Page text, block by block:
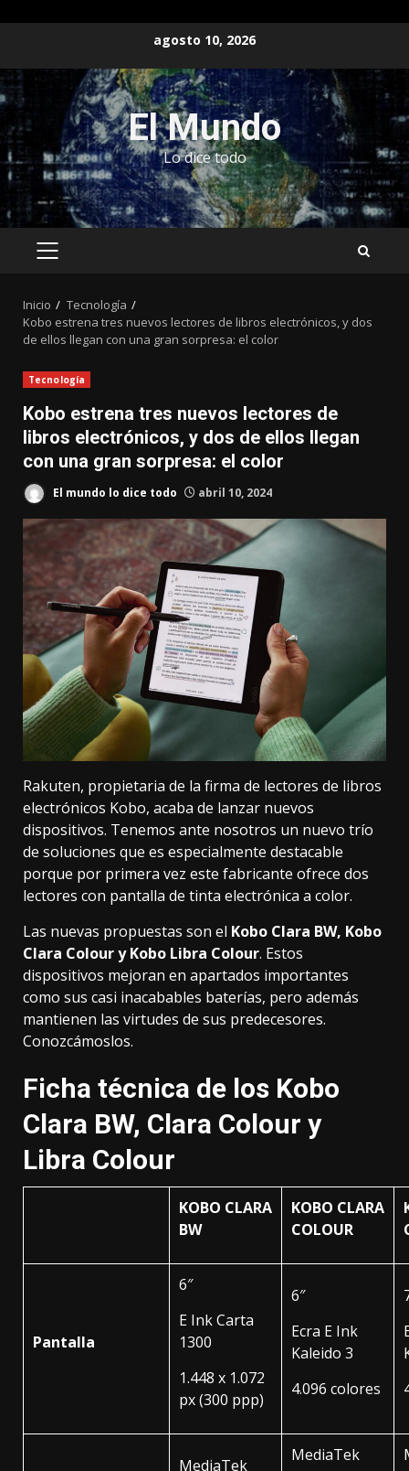
contenido
agosto 10, 2026
El Mundo
Lo dice todo
MENÚ
Inicio
Tecnología
Kobo estrena tres nuevos lectores de libros electrónicos, y dos
de ellos llegan con una gran sorpresa: el color
Tecnología
Kobo estrena tres nuevos lectores de
libros electrónicos, y dos de ellos llegan
con una gran sorpresa: el color
El mundo lo dice todo abril 10, 2024
Rakuten, propietaria de la firma de lectores de libros
electrónicos Kobo, acaba de lanzar nuevos
dispositivos. Tenemos ante nosotros un nuevo trío
de soluciones que es especialmente destacable
porque por primera vez este fabricante ofrece dos
lectores con pantalla de tinta electrónica a color.
Las nuevas propuestas son el Kobo Clara BW, Kobo
Clara Colour y Kobo Libra Colour. Estos
dispositivos mejoran en apartados importantes
como sus casi inacabables baterías, pero además
mantienen las virtudes de sus predecesores.
Conozcámoslos.
Ficha técnica de los Kobo
Clara BW, Clara Colour y
Libra Colour
KOBO CLARA
BW
KOBO CLARA
COLOUR
Pantalla
6″
E Ink Carta
1300
1.448 x 1.072
px (300 ppp)
6″
Ecra E Ink
Kaleido 3
4.096 colores
MediaTek
MediaTek